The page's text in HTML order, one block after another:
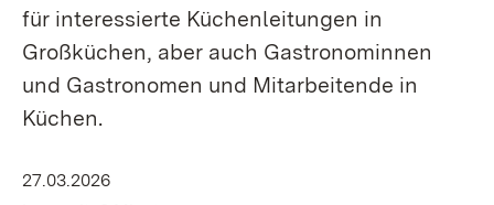
für interessierte Küchenleitungen in
Großküchen, aber auch Gastronominnen
und Gastronomen und Mitarbeitende in
Küchen.
27.03.2026